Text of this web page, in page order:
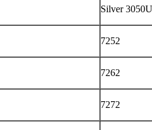
Silver 3050U
7252
7262
7272